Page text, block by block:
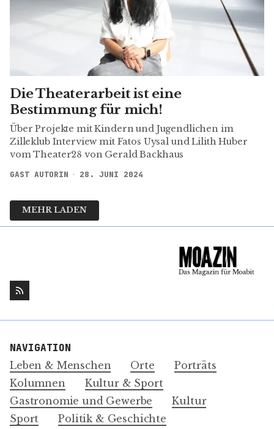
Die Theaterarbeit ist eine
Bestimmung für mich!
Über Projekte mit Kindern und Jugendlichen im
Zilleklub Interview mit Fatos Uysal und Lilith Huber
vom Theater28 von Gerald Backhaus
GAST AUTORIN 28. JUNI 2024
MEHR LADEN
NAVIGATION
Leben & Menschen Orte
Porträts
Kolumnen
Kultur & Sport
Gastronomie und Gewerbe
Kultur
Sport
Politik & Geschichte